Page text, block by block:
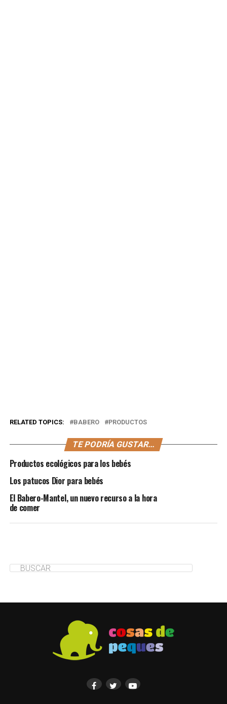
RELATED TOPICS: BABERO PRODUCTOS
TE PODRÍA GUSTAR...
Productos ecológicos para los bebés
Los patucos Dior para bebés
El Babero-Mantel, un nuevo recurso a la hora
de comer